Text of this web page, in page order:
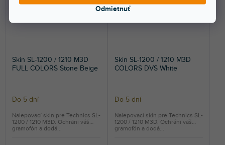
Odmietnuť
Skin SL-1200 / 1210 M3D
FULL COLORS Stone Beige
Do 5 dní
Nalepovací skin pre Technics SL-
1200 / 1210 M3D. Ochráni váš
gramofón a dodá...
Skin SL-1200 / 1210 M3D
COLORS DVS White
Do 5 dní
Nalepovací skin pre Technics SL-
1200 / 1210 M3D. Ochráni váš
gramofón a dodá...